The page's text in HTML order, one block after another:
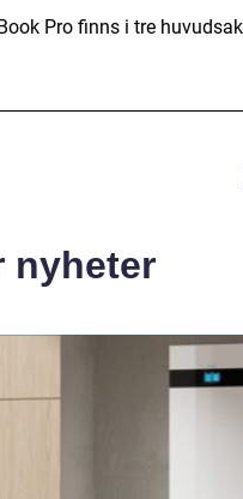
Pro finns i tre
nyheter